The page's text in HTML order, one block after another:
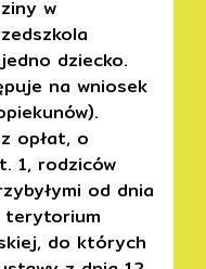
w
dziecko.
na wniosek
opłat, o
1, rodziców
od dnia
do których